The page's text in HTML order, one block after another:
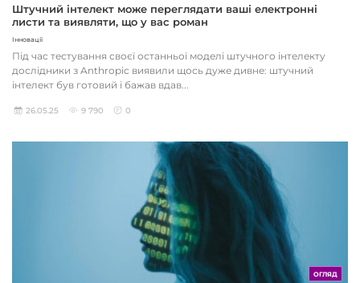
Штучний інтелект може переглядати ваші електронні
листи та виявляти, що у вас роман
Інновації
Під час тестування своєї останньої моделі штучного інтелекту
дослідники з Anthropic виявили щось дуже дивне: штучний
інтелект був готовий і бажав вдав...
26.05.25 9 790 0
ОГЛЯД